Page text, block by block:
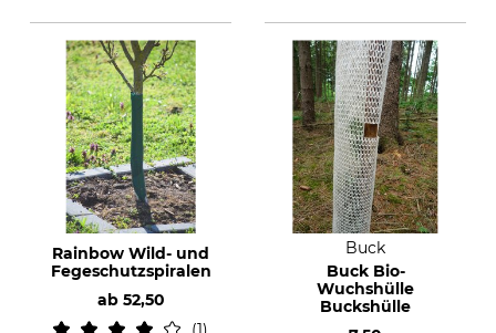
Rainbow Wild- und
Fegeschutzspiralen
ab 52,50
Buck
Buck Bio-
Wuchshülle
Buckshülle